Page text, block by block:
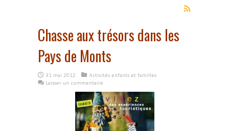
Chasse aux trésors dans les
Pays de Monts
31 mai 2012
Activités enfants et familles
Laisser un commentaire